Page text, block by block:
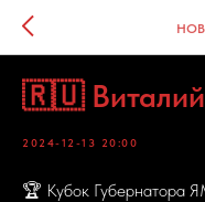
🇷🇺 Виталий
2024-12-13 20:00
🏆 Кубок Губернатора